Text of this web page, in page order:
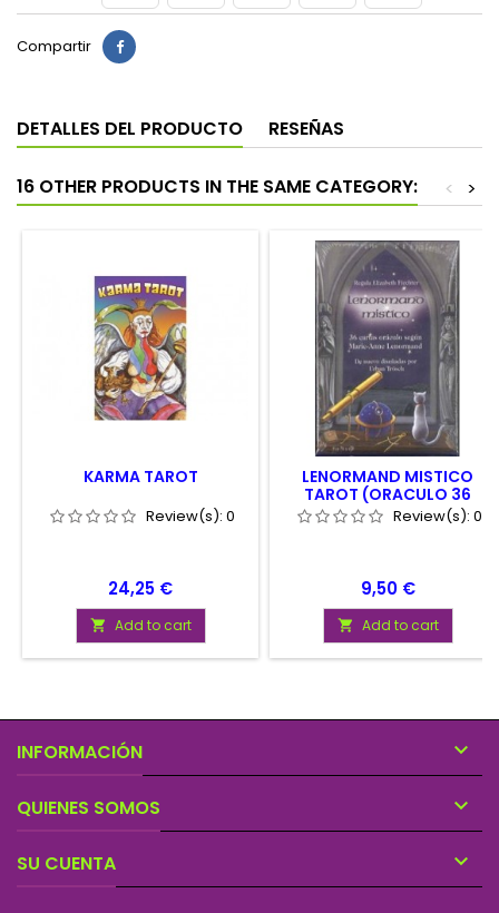
Compartir
DETALLES DEL PRODUCTO RESEÑAS
16 OTHER PRODUCTS IN THE SAME CATEGORY: >
<
KARMA TAROT
Review(s): 0
Price
24,25 €
 Add to cart
LENORMAND MISTICO
TAROT (ORACULO 36
CARTAS)Review(s): 0
Price
9,50 €
 Add to cart
INFORMACIÓN 
QUIENES SOMOS 
SU CUENTA 